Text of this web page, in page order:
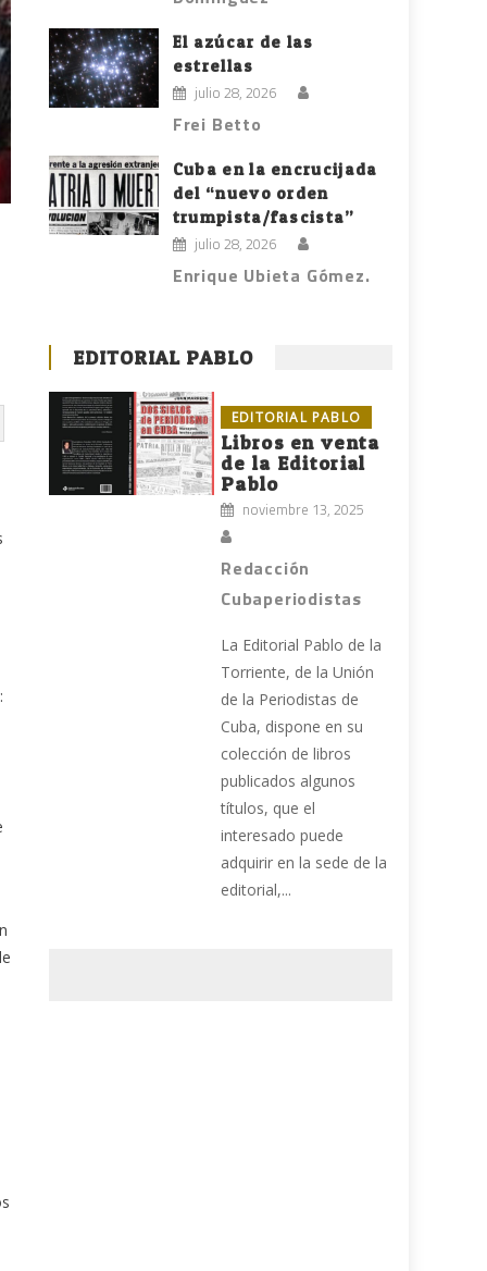
El azúcar de las
estrellas
julio 28, 2026
Frei Betto
Cuba en la encrucijada
del “nuevo orden
trumpista/fascista”
julio 28, 2026
Enrique Ubieta Gómez.
EDITORIAL PABLO
EDITORIAL PABLO
Libros en venta
de la Editorial
Pablo
noviembre 13, 2025
Redacción
Cubaperiodistas
La Editorial Pablo de la
Torriente, de la Unión
de la Periodistas de
Cuba, dispone en su
colección de libros
publicados algunos
títulos, que el
interesado puede
adquirir en la sede de la
editorial,...